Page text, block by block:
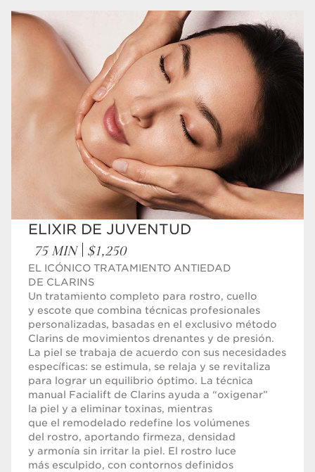
TIPO DE TRATAMIENTO
TRATAMIENTOS EXPERTOS
Cuerpo
TRATAMIENTOS DE BIENESTAR
Rostro y Cuerpo
ELIXIR DE JUVENTUD
75 MIN $1,250
EL ICÓNICO TRATAMIENTO ANTIEDAD
DE CLARINS
Un tratamiento completo para rostro, cuello
y escote que combina técnicas profesionales
personalizadas, basadas en el exclusivo método
Clarins de movimientos drenantes y de presión.
La piel se trabaja de acuerdo con sus necesidades
específicas: se estimula, se relaja y se revitaliza
para lograr un equilibrio óptimo. La técnica
manual Facialift de Clarins ayuda a “oxigenar”
la piel y a eliminar toxinas, mientras
que el remodelado redefine los volúmenes
del rostro, aportando firmeza, densidad
y armonía sin irritar la piel. El rostro luce
más esculpido, con contornos definidos